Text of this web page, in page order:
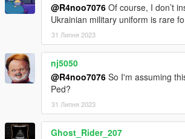
@R4noo7076 Of course, I don’t
Ukrainian military uniform is rare
31 Липня 2023
nj5050
@R4noo7076 So I'm assuming
Ped?
31 Липня 2023
Ghost_Rider_207